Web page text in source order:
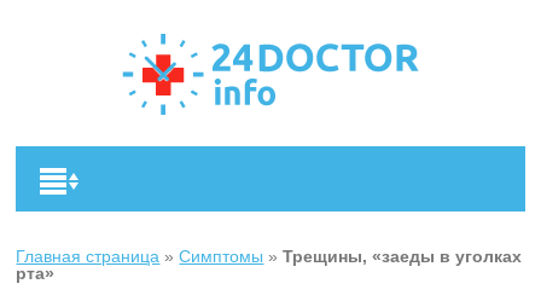
Главная страница »Симптомы »Трещины, «заеды в уголках
рта»